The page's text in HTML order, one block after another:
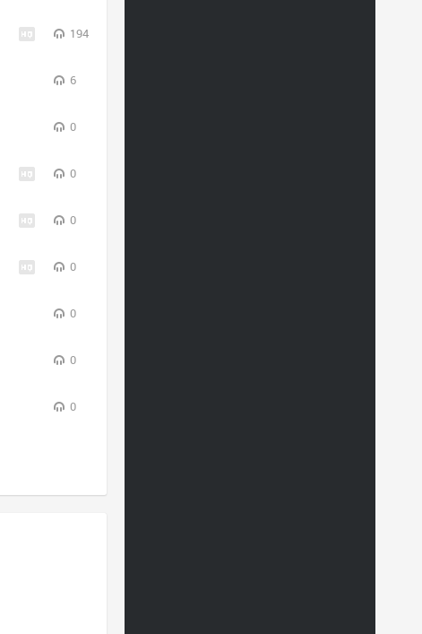
194
6
0
0
0
0
0
0
0